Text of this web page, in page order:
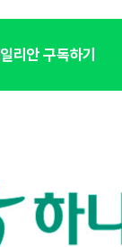
리안 구독하기